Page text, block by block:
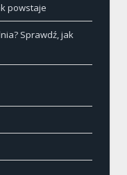
powstaje
Sprawdź, jak